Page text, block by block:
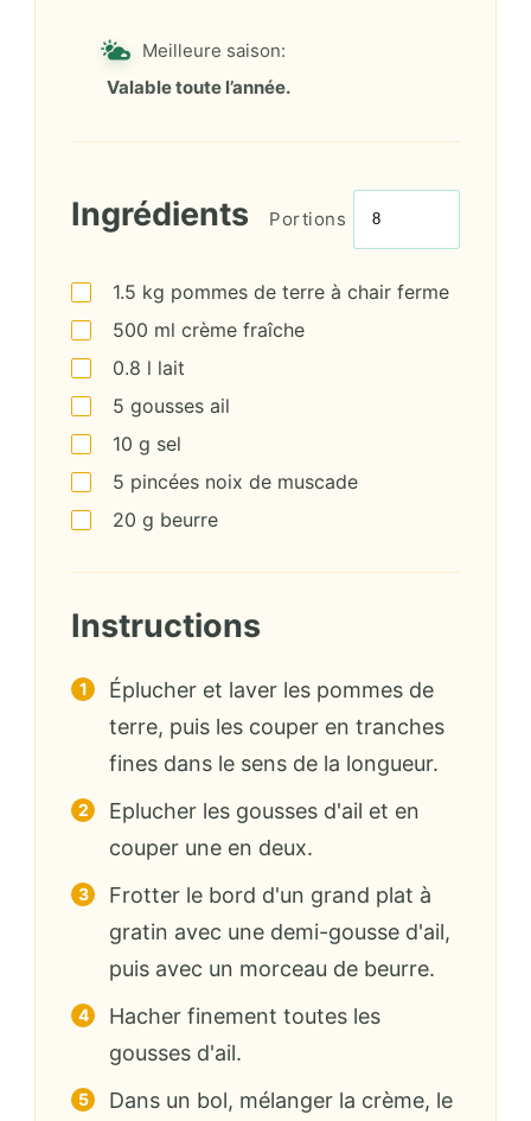
Meilleure saison:
Valable toute l’année.
Ingrédients Portions
1.5 kg pommes de terre à chair ferme
500 ml crème fraîche
0.8 l lait
5 gousses ail
10 g sel
5 pincées noix de muscade
20 g beurre
Instructions
Éplucher et laver les pommes de
terre, puis les couper en tranches
fines dans le sens de la longueur.
Eplucher les gousses d'ail et en
couper une en deux.
Frotter le bord d'un grand plat à
gratin avec une demi-gousse d'ail,
puis avec un morceau de beurre.
Hacher finement toutes les
gousses d'ail.
Dans un bol, mélanger la crème, le